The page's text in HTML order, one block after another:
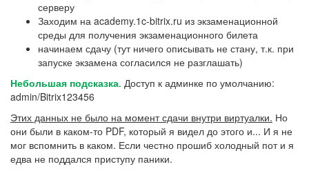
серверу
Заходим на academy.1c-bitrix.ru из экзаменационной
среды для получения экзаменационного билета
начинаем сдачу (тут ничего описывать не стану, т.к. при
запуске экзамена согласился не разглашать)
Небольшая подсказка. Доступ к админке по умолчанию:
admin/Bitrix123456
Этих данных не было на момент сдачи внутри виртуалки. Но
они были в каком-то PDF, который я видел до этого и... И я не
мог вспомнить в каком. Если честно прошиб холодный пот и я
едва не поддался приступу паники.